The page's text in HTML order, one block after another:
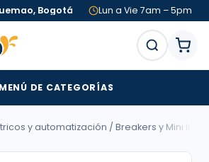
Bogotá Lun a Vie 7am – 5pm
DE CATEGORÍAS
y automatización / Breakers y Mini